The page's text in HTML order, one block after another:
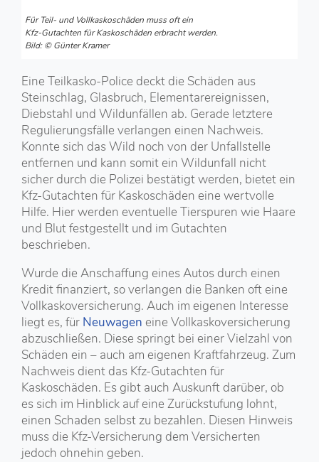
Für Teil- und Vollkaskoschäden muss oft ein
Kfz-Gutachten für Kaskoschäden erbracht werden.
Bild: © Günter Kramer
Eine Teilkasko-Police deckt die Schäden aus
Steinschlag, Glasbruch, Elementarereignissen,
Diebstahl und Wildunfällen ab. Gerade letztere
Regulierungsfälle verlangen einen Nachweis.
Konnte sich das Wild noch von der Unfallstelle
entfernen und kann somit ein Wildunfall nicht
sicher durch die Polizei bestätigt werden, bietet ein
Kfz-Gutachten für Kaskoschäden eine wertvolle
Hilfe. Hier werden eventuelle Tierspuren wie Haare
und Blut festgestellt und im Gutachten
beschrieben.
Wurde die Anschaffung eines Autos durch einen
Kredit finanziert, so verlangen die Banken oft eine
Vollkaskoversicherung. Auch im eigenen Interesse
liegt es, für Neuwagen eine Vollkaskoversicherung
abzuschließen. Diese springt bei einer Vielzahl von
Schäden ein – auch am eigenen Kraftfahrzeug. Zum
Nachweis dient das Kfz-Gutachten für
Kaskoschäden. Es gibt auch Auskunft darüber, ob
es sich im Hinblick auf eine Zurückstufung lohnt,
einen Schaden selbst zu bezahlen. Diesen Hinweis
muss die Kfz-Versicherung dem Versicherten
jedoch ohnehin geben.